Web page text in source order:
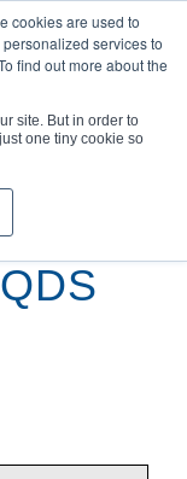
cookies are used to
services to
find out more about the
site. But in order to
one tiny cookie so